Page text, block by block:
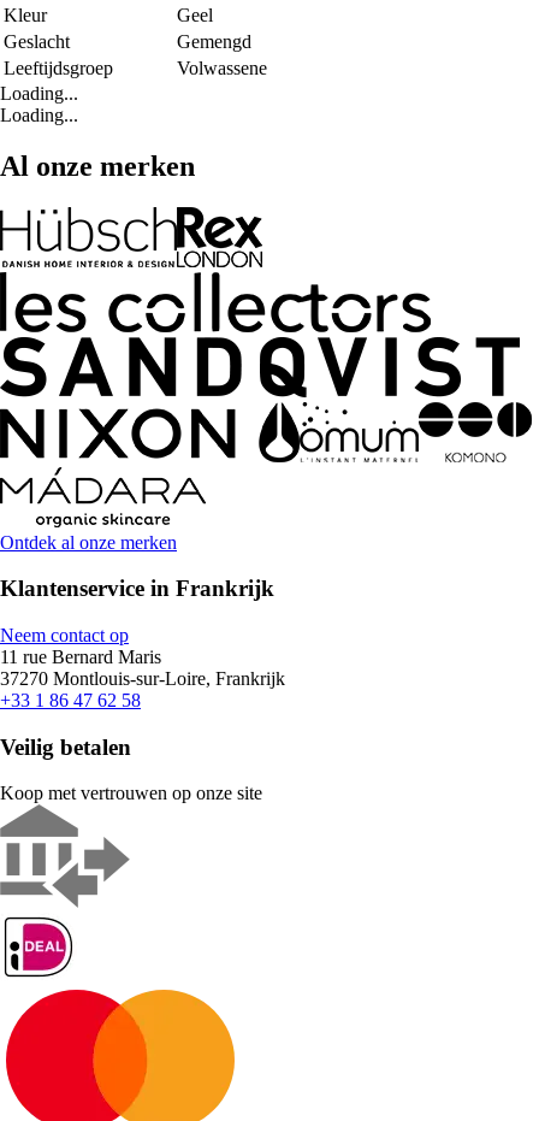
Kleur
Geel
Geslacht
Gemengd
Leeftijdsgroep
Volwassene
Loading...
Loading...
Al onze merken
Ontdek al onze merken
Klantenservice in Frankrijk
Neem contact op
11 rue Bernard Maris
37270 Montlouis-sur-Loire, Frankrijk
+33 1 86 47 62 58
Veilig betalen
Koop met vertrouwen op onze site